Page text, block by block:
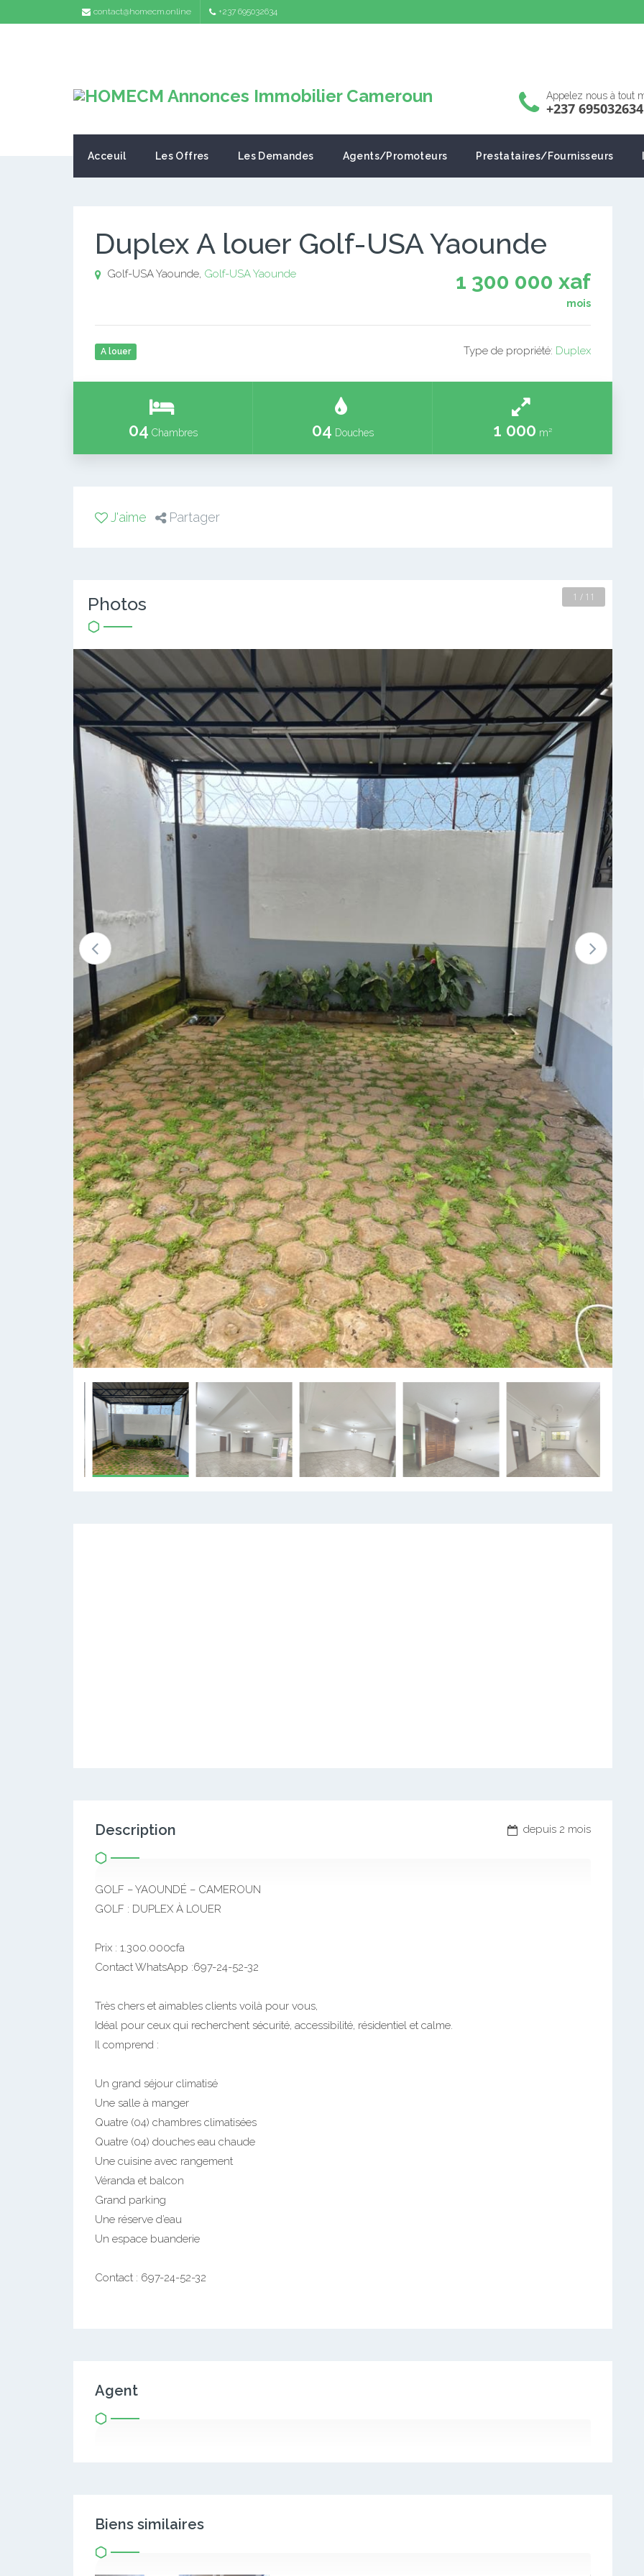
contact@homecm.online +237 695032634
Appelez nous à tout
+237 695032634
Acceuil Les Offres Les Demandes Agents/Promoteurs Prestataires/Fournisseurs
Duplex A louer Golf-USA Yaounde
1 300 000 xaf
mois
Golf-USA Yaounde, Golf-USA Yaounde
A louer Type de propriété: Duplex
04 Chambres 04 Douches 1 000 m²
J'aime Partager
Photos 2 / 11
depuis 2 mois
Description
GOLF – YAOUNDÉ – CAMEROUN
GOLF : DUPLEX À LOUER
Prix : 1.300.000cfa
Contact WhatsApp :697-24-52-32
Très chers et aimables clients voilà pour vous,
Idéal pour ceux qui recherchent sécurité, accessibilité, résidentiel et calme.
Il comprend :
Un grand séjour climatisé
Une salle à manger
Quatre (04) chambres climatisées
Quatre (04) douches eau chaude
Une cuisine avec rangement
Véranda et balcon
Grand parking
Une réserve d’eau
Un espace buanderie
Contact : 697-24-52-32
Agent
Biens similaires